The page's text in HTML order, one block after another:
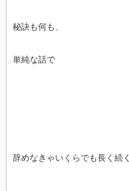
秘訣も何も、
単純な話で
辞めなきゃいくらでも長く続く